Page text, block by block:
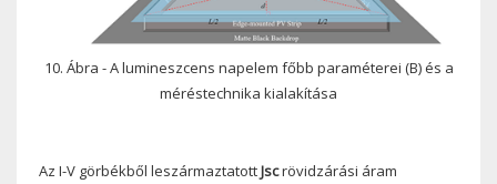
10. Ábra - A lumineszcens napelem főbb paraméterei (B) és a
méréstechnika kialakítása
Az I-V görbékből leszármaztatottJscrövidzárási áram